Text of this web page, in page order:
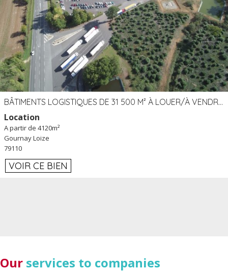
BÂTIMENTS LOGISTIQUES DE 31 500 M² À LOUER/À VENDRE SUR UN SITE DE 17 HA (79)
Location
A partir de 4120m²
Gournay Loize
79110
VOIR CE BIEN
Our services to companies